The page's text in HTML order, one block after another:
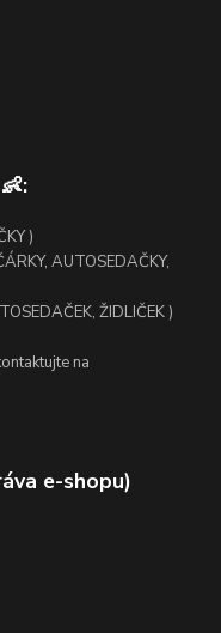
)
AUTOSEDAČKY,
ŽIDLIČEK )
na
e-shopu)